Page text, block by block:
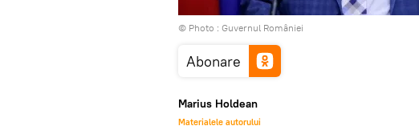
© Photo : Guvernul României
Abonare
Marius Holdean
Materialele autorului